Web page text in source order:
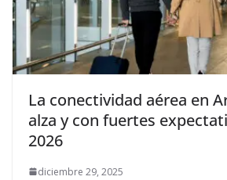
La conectividad aérea en
alza y con fuertes
2026
diciembre 29, 2025